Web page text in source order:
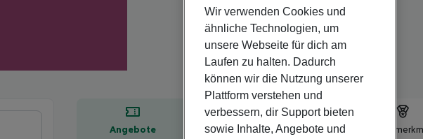
Angebote Hotelbeschreibung
Wir verwenden Cookies und
ähnliche Technologien, um
unsere Webseite für dich am
Laufen zu halten. Dadurch
können wir die Nutzung unserer
Plattform verstehen und
verbessern, dir Support bieten
sowie Inhalte, Angebote und